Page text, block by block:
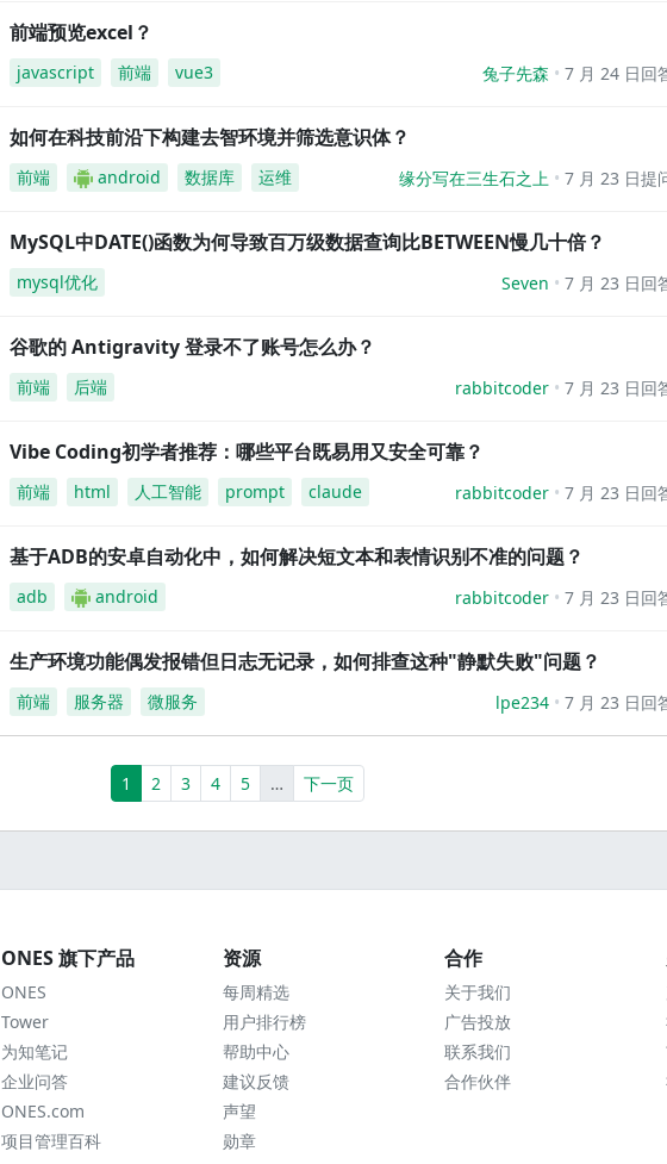
前端预览excel？
javascript 前端 vue3 兔子先森 7 月 24 日回
如何在科技前沿下构建去智环境并筛选意识体？
前端 android 数据库 运维 缘分写在三生石之上 7 月 23 日提
MySQL中DATE()函数为何导致百万级数据查询比BETWEEN慢几十倍？
mysql优化 Seven 7 月 23 日回
谷歌的 Antigravity 登录不了账号怎么办？
前端 后端 rabbitcoder 7 月 23 日回
Vibe Coding初学者推荐：哪些平台既易用又安全可靠？
前端 html 人工智能 prompt claude rabbitcoder 7 月 23 日回
基于ADB的安卓自动化中，如何解决短文本和表情识别不准的问题？
adb android rabbitcoder 7 月 23 日回
生产环境功能偶发报错但日志无记录，如何排查这种"静默失败"问题？
前端 服务器 微服务 lpe234 7 月 23 日回
1 (current)
2 3 4 5 …More下一页
ONES 旗下产品
ONES
Tower
为知笔记
企业问答
ONES.com
项目管理百科
资源
每周精选
用户排行榜
帮助中心
建议反馈
声望
勋章
合作
关于我们
广告投放
联系我们
合作伙伴